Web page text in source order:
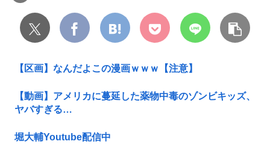
【区画】なんだよこの漫画ｗｗｗ【注意】
【動画】アメリカに蔓延した薬物中毒のゾンビキッズ、
ヤバすぎる…
堀大輔Youtube配信中